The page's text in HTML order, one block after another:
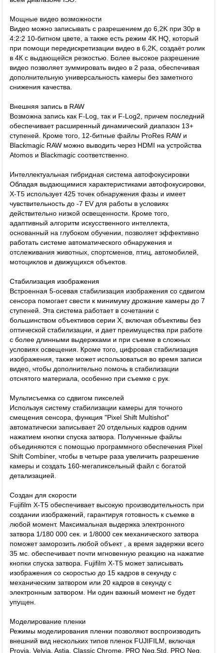
Мощные видео возможности
Видео можно записывать с разрешением до 6,2K при 30p в
4:2:2 10-битном цвете, а также есть режим 4K HQ, который
при помощи передискретизации видео в 6,2K, создаёт ролик
в 4К с выдающейся резкостью. Более высокое разрешение
видео позволяет зуммировать видео в 2 раза, обеспечивая
дополнительную универсальность камеры без заметного
снижения качества.
Внешняя запись в RAW
Возможна запись как F-Log, так и F-Log2, причем последний
обеспечивает расширенный динамический диапазон 13+
ступеней. Кроме того, 12-битные файлы ProRes RAW и
Blackmagic RAW можно выводить через HDMI на устройства
Atomos и Blackmagic соответственно.
Интеллектуальная гибридная система автофокусировки
Обладая выдающимися характеристиками автофокусировки,
X-T5 использует 425 точек обнаружения фазы и имеет
чувствительность до -7 EV для работы в условиях
действительно низкой освещенности. Кроме того,
адаптивный алгоритм искусственного интеллекта,
основанный на глубоком обучении, позволяет эффективно
работать системе автоматического обнаружения и
отслеживания животных, спортсменов, птиц, автомобилей,
мотоциклов и движущихся объектов.
Стабилизация изображения
Встроенная 5-осевая стабилизация изображения со сдвигом
сенсора помогает свести к минимуму дрожание камеры до 7
ступеней. Эта система работает в сочетании с
большинством объективов серии X, включая объективы без
оптической стабилизации, и дает преимущества при работе
с более длинными выдержками и при съемке в сложных
условиях освещения. Кроме того, цифровая стабилизация
изображения, также может использоваться во время записи
видео, чтобы дополнительно помочь в стабилизации
отснятого материала, особенно при съемке с рук.
Мультисъемка со сдвигом пикселей
Используя систему стабилизации камеры для точного
смещения сенсора, функция "Pixel Shift Multishot"
автоматически записывает 20 отдельных кадров одним
нажатием кнопки спуска затвора. Полученные файлы
объединяются с помощью программного обеспечения Pixel
Shift Combiner, чтобы в четыре раза увеличить разрешение
камеры и создать 160-мегапиксельный файл с богатой
детализацией.
Создан для скорости
Fujifilm X-T5 обеспечивает высокую производительность при
создании изображений, гарантируя готовность к съемке в
любой момент. Максимальная выдержка электронного
затвора 1/180 000 сек. и 1/8000 сек механического затвора
поможет заморозить любой объект , а время задержки всего
35 мс. обеспечивает почти мгновенную реакцию на нажатие
кнопки спуска затвора. Fujifilm X-T5 может записывать
изображения со скоростью до 15 кадров в секунду с
механическим затвором или 20 кадров в секунду с
электронным затвором. Ни один важный момент не будет
упущен.
Моделирование пленки
Режимы моделирования пленки позволяют воспроизводить
внешний вид нескольких типов пленок FUJIFILM, включая
Provia, Velvia, Astia, Classic Chrome, PRO Neg.Std, PRO Neg.